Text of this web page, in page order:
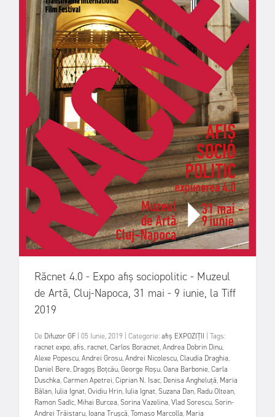
Răcnet 4.0 - Expo afiș sociopolitic - Muzeul
de Artă, Cluj-Napoca, 31 mai - 9 iunie, la Tiff
2019
De Difuzor GF 05 Iunie, 2019 Categorie:afiș EXPOZIȚII
Tags:
racnet expo,afis,racnet,Carlos Boracnet,Andrea Dobrin Dinu,
Alexe Popescu,Andrei Grosu,Andrei Nicolescu,Claudia Draghia,
Daniel Bere, Dragoș Boțcău,George Roșu,Oana Barbonie,Carla
Duschka,Carmen Apetrei,Ciprian N. Isac, Denisa Angheluță, Maria
Bălan, Iulia Ignat,Ovidiu Hrin, Iulia Ignat,Suzana Dan, Radu Oltean,
Ramon Sadîc, Mihai Burcea,Sorina Vazelina,Vlad Sorescu,Sorin-
Andrei Trăistaru, Ioana Trușcă,Tomaso Marcolla, Maria